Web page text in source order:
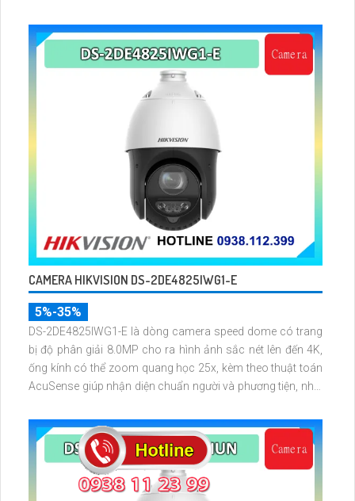
CAMERA HIKVISION DS-2DE4825IWG1-E
5%-35%
DS-2DE4825IWG1-E là dòng camera speed dome có trang
bị độ phân giải 8.0MP cho ra hình ảnh sắc nét lên đến 4K,
ống kính có thể zoom quang học 25x, kèm theo thuật toán
AcuSense giúp nhận diện chuẩn người và phương tiện, nhìn